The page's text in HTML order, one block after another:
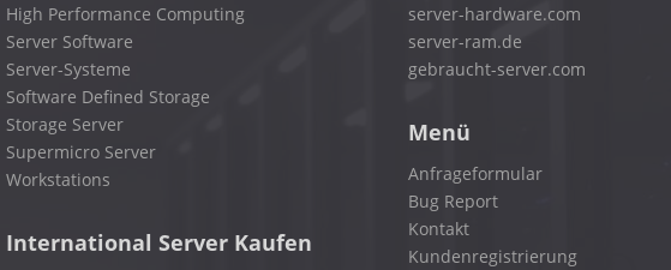
High Performance Computing
Server Software
Server-Systeme
Software Defined Storage
Storage Server
Supermicro Server
Workstations
International Server Kaufen
server-hardware.com
server-ram.de
gebraucht-server.com
Menü
Anfrageformular
Bug Report
Kontakt
Kundenregistrierung